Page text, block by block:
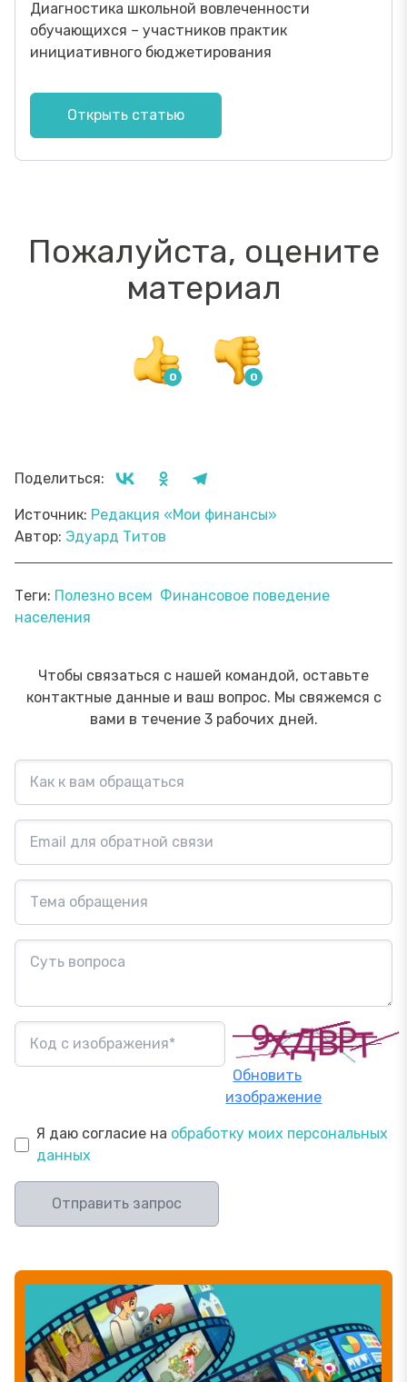
Диагностика школьной вовлеченности
обучающихся – участников практик
инициативного бюджетирования
Открыть статью
Пожалуйста, оцените
материал
Поделиться:
Источник: Редакция «Мои финансы»
Автор: Эдуард Титов
Теги: Полезно всем Финансовое поведение
населения
Чтобы связаться с нашей командой, оставьте
контактные данные и ваш вопрос. Мы свяжемся с
вами в течение 3 рабочих дней.
Обновить
изображение
Я даю согласие на обработку моих персональных
данных
Отправить запрос